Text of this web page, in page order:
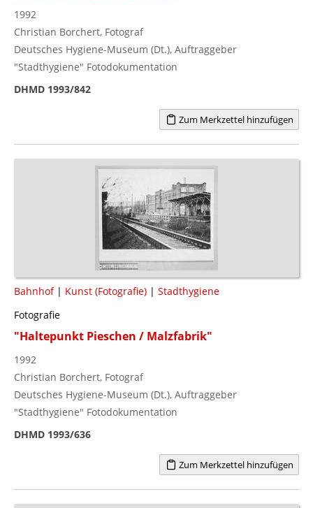
1992
Christian Borchert, Fotograf
Deutsches Hygiene-Museum (Dt.), Auftraggeber
"Stadthygiene" Fotodokumentation
DHMD 1993/842
Zum Merkzettel hinzufügen
Bahnhof| Kunst (Fotografie) | Stadthygiene
Fotografie
"Haltepunkt Pieschen / Malzfabrik"
1992
Christian Borchert, Fotograf
Deutsches Hygiene-Museum (Dt.), Auftraggeber
"Stadthygiene" Fotodokumentation
DHMD 1993/636
Zum Merkzettel hinzufügen